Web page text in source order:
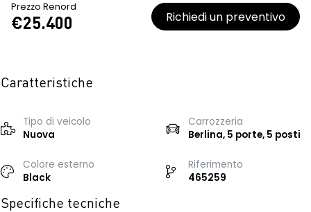
Prezzo Renord
€25.400 Richiedi un preventivo
Caratteristiche
Tipo di veicolo
Nuova
Carrozzeria
Berlina, 5 porte, 5 posti
Colore esterno
Black
Riferimento
465259
Specifiche tecniche